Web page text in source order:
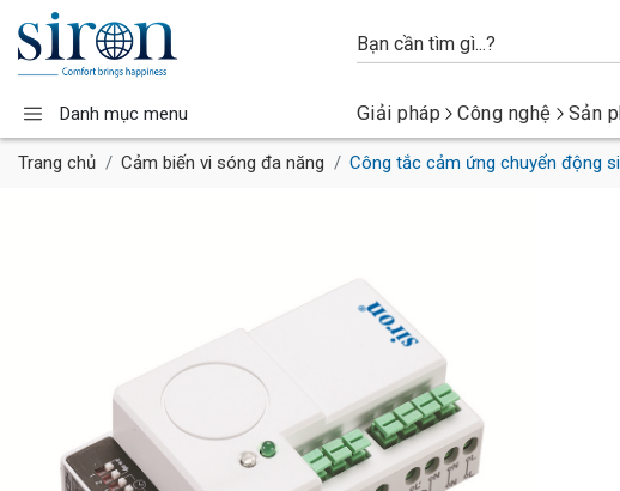
Danh mục menu Giải pháp Công nghệ Sản
Trang chủ Cảm biến vi sóng đa năng Công tắc cảm ứng chuyển động